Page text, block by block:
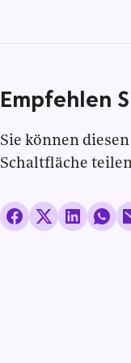
Empfehlen
Sie können
Schaltfläche